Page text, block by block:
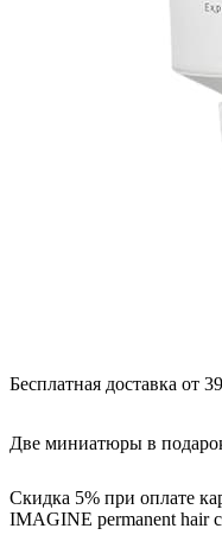
Бесплатная доставка от
Две миниатюры в
Скидка 5% при оплате
IMAGINE permanent hair